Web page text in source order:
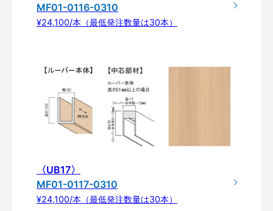
MF01-0116-0310
¥24,100/本（最低発注数量は30本）
〈UB17〉
MF01-0117-0310
¥24,100/本（最低発注数量は30本）